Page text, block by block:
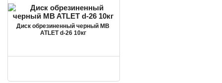
Диск обрезиненный черный MB
ATLET d-26 10кг